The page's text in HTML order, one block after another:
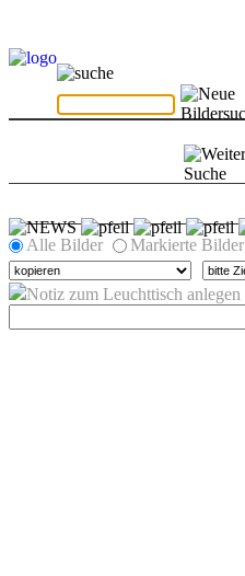
Alle Bilder Markierte Bilder
Notiz zum Leuchttisch anlegen